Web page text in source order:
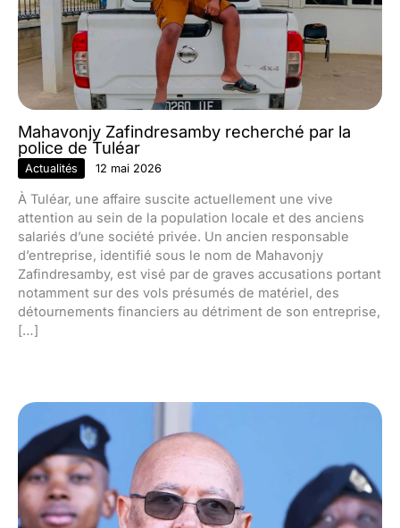
Mahavonjy Zafindresamby recherché par la
police de Tuléar
Actualités 12 mai 2026
À Tuléar, une affaire suscite actuellement une vive
attention au sein de la population locale et des anciens
salariés d’une société privée. Un ancien responsable
d’entreprise, identifié sous le nom de Mahavonjy
Zafindresamby, est visé par de graves accusations portant
notamment sur des vols présumés de matériel, des
détournements financiers au détriment de son entreprise,
[…]